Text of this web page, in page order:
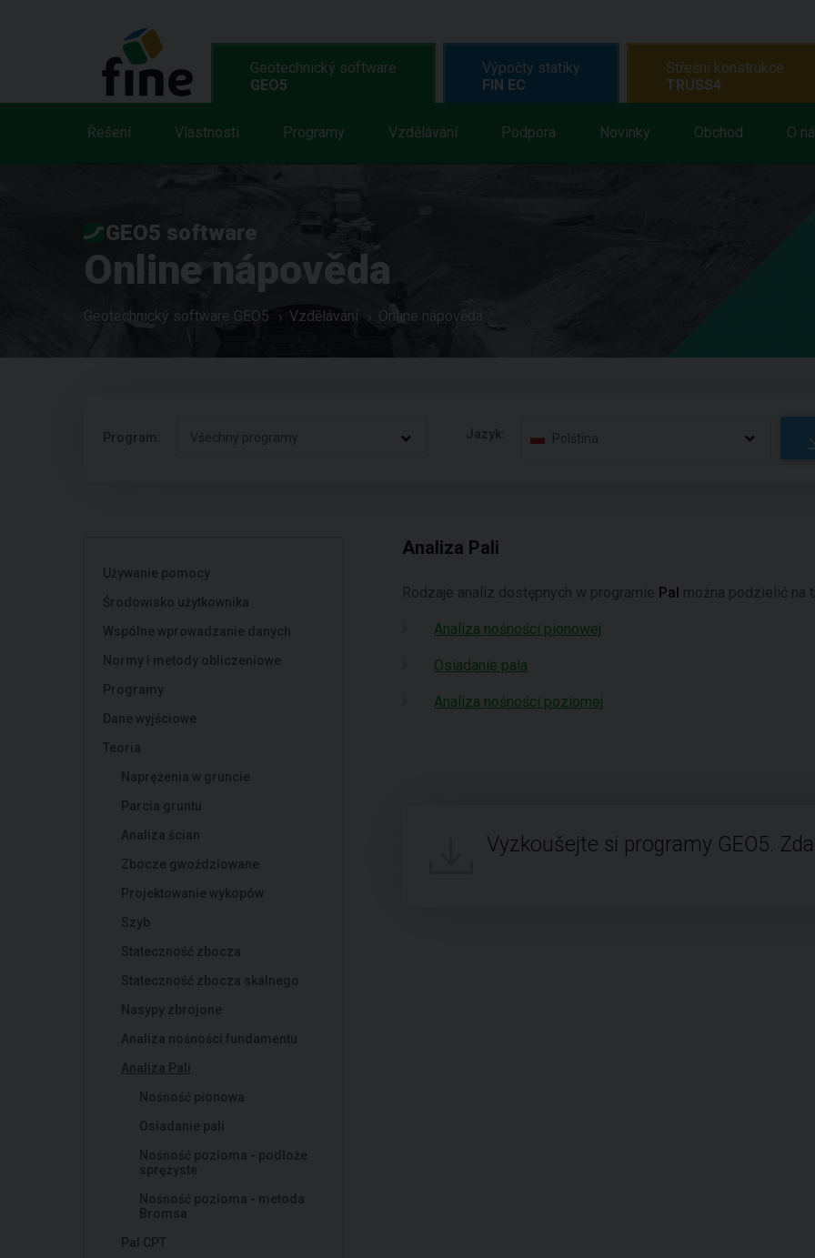
Geotechnický software
GEO5
Řešení Vlastnosti Programy Vzdělávání Podpora Novinky Obchod O
Výpočty statiky
FIN EC
Střešní konstrukce
TRUSS4
GEO5 software
Online nápověda
Geotechnický software GEO5 Vzdělávání Online nápověda
Program: Všechny programy Jazyk: Polština
Używanie pomocy
Środowisko użytkownika
Wspólne wprowadzanie danych
Normy i metody obliczeniowe
Programy
Dane wyjściowe
Teoria
Naprężenia w gruncie
Parcia gruntu
Analiza ścian
Zbocze gwoździowane
Projektowanie wykopów
Szyb
Stateczność zbocza
Stateczność zbocza skalnego
Nasypy zbrojone
Analiza nośności fundamentu
Analiza Pali
Nośność pionowa
Osiadanie pali
Nośność pozioma - podłoże
sprężyste
Nośność pozioma - metoda
Bromsa
Pal CPT
Analiza Pali
Rodzaje analiz dostępnych w programie Pal można podzielić na
Analiza nośności pionowej
Osiadanie pala
Analiza nośności poziomej
Vyzkoušejte si programy GEO5.